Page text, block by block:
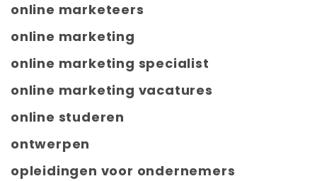
online marketeers
online marketing
online marketing specialist
online marketing vacatures
online studeren
ontwerpen
opleidingen voor ondernemers